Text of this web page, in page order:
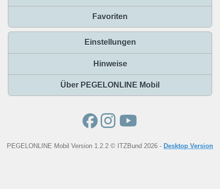
Favoriten
Einstellungen
Hinweise
Über PEGELONLINE Mobil
PEGELONLINE Mobil Version 1.2.2 © ITZBund 2026 - Desktop Version